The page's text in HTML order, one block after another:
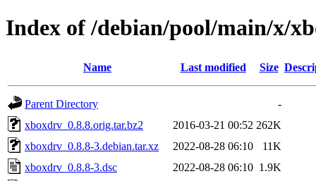
Index of /debian/pool/main/x/
Name Last modified Size
Parent Directory
-
xboxdrv_0.8.8.orig.tar.bz2
2016-03-21 00:52 262K
xboxdrv_0.8.8-3.debian.tar.xz
2022-08-28 06:10
11K
xboxdrv_0.8.8-3.dsc
2022-08-28 06:10 1.9K